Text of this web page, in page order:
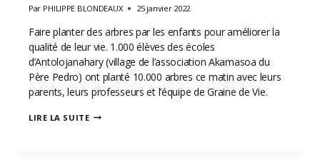
Par PHILIPPE BLONDEAUX 25 janvier 2022
Faire planter des arbres par les enfants pour améliorer la
qualité de leur vie. 1.000 élèves des écoles
d’Antolojanahary (village de l’association Akamasoa du
Père Pedro) ont planté 10.000 arbres ce matin avec leurs
parents, leurs professeurs et l’équipe de Graine de Vie.
LIRE LA SUITE10000